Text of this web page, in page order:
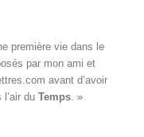
première vie dans le
par mon ami et
avant d’avoir
du Temps. »